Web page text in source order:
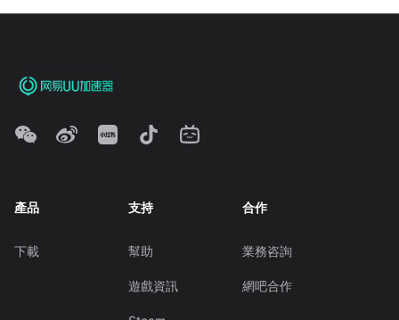
產品
下載
支持
幫助
遊戲資訊
合作
業務咨詢
網吧合作